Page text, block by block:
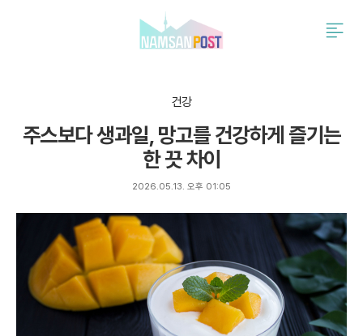
주
뉴
펼
건강
주스보다 생과일, 망고를 건강하게 즐기는
한 끗 차이
2026.05.13. 오후 01:05